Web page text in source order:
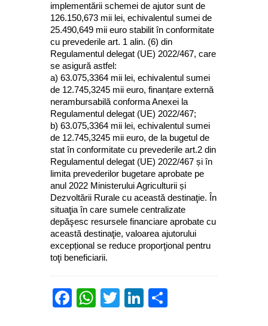
implementării schemei de ajutor sunt de
126.150,673 mii lei, echivalentul sumei de
25.490,649 mii euro stabilit în conformitate
cu prevederile art. 1 alin. (6) din
Regulamentul delegat (UE) 2022/467, care
se asigură astfel:
a) 63.075,3364 mii lei, echivalentul sumei
de 12.745,3245 mii euro, finanțare externă
nerambursabilă conforma Anexei la
Regulamentul delegat (UE) 2022/467;
b) 63.075,3364 mii lei, echivalentul sumei
de 12.745,3245 mii euro, de la bugetul de
stat în conformitate cu prevederile art.2 din
Regulamentul delegat (UE) 2022/467 și în
limita prevederilor bugetare aprobate pe
anul 2022 Ministerului Agriculturii și
Dezvoltării Rurale cu această destinaţie. În
situaţia în care sumele centralizate
depăşesc resursele financiare aprobate cu
această destinaţie, valoarea ajutorului
excepțional se reduce proporţional pentru
toţi beneficiarii.
Facebook
WhatsApp
TwitterLinkedIn